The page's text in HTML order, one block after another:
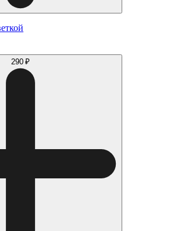
290 ₽